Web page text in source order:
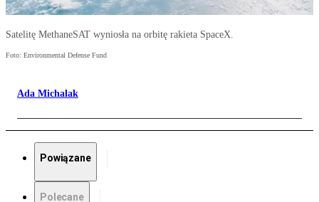
Satelitę MethaneSAT wyniosła na orbitę rakieta SpaceX.
Foto: Environmental Defense Fund
Ada Michalak
Powiązane
Polecane